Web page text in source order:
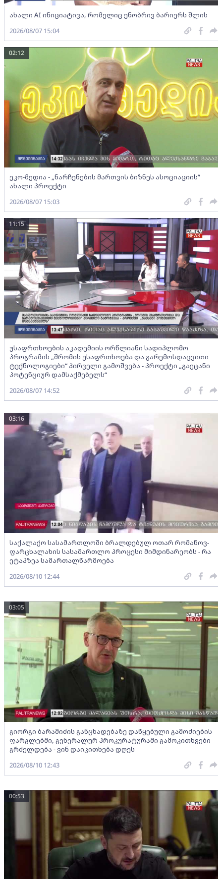
ახალი AI ინიციატივა, რომელიც ენობრივ ბარიერს შლის
2026/08/07 15:04
ეკო-მედია - „ნარჩენების მართვის ბიზნეს ასოციაციის”
ახალი პროექტი
02:12
2026/08/07 15:03
უსაფრთხოების აკადემიის ორწლიანი სადიპლომო
პროგრამის „შრომის უსაფრთხოება და გარემოსდაცვითი
ტექნოლოგიები“ პირველი გამოშვება - პროექტი „გაეცანი
პოტენციურ დამსაქმებელს“
11:15
2026/08/07 14:52
საქალაქო სასამართლოში ბრალდებულ ოთარ რომანოვ-
ფარცხალახის სასამართლო პროცესი მიმდინარეობს - რა
ეტაპზეა სამართალწარმოება
03:16
2026/08/10 12:44
გიორგი ბარამიძის განცხადებაზე დაწყებული გამოძიების
ფარგლებში, გენერალურ პროკურატურაში გამოკითხვები
გრძელდება - ვინ დაიკითხება დღეს
03:05
2026/08/10 12:43
00:53